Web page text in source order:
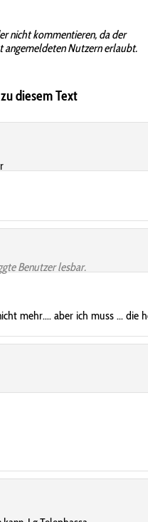
nicht kommentieren, da der
angemeldeten Nutzern erlaubt.
diesem Text
Benutzer lesbar.
mehr.... aber ich muss ... die